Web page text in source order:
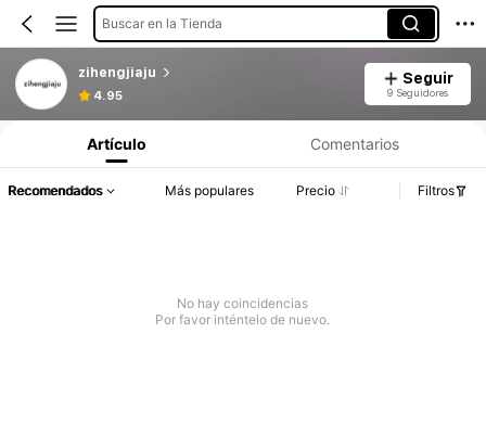
Buscar en la Tienda
zihengjiaju
4.95
Seguir
9 Seguidores
Artículo Comentarios
Recomendados Más populares Precio Filtros
No hay coincidencias
Por favor inténtelo de nuevo.